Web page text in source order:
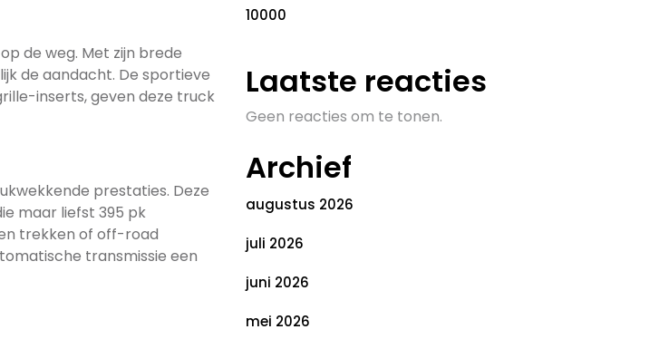
de weg. Met zijn brede
de aandacht. De sportieve
inserts, geven deze truck
prestaties. Deze
maar liefst 395 pk
trekken of off-road
transmissie een
10000
Laatste reacties
Geen reacties om te tonen.
Archief
augustus 2026
juli 2026
juni 2026
mei 2026